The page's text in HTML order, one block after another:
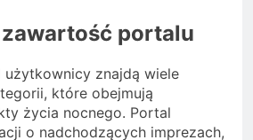
portalu
użytkownicy znajdą wiele
które obejmują
życia nocnego. Portal
o nadchodzących imprezach,